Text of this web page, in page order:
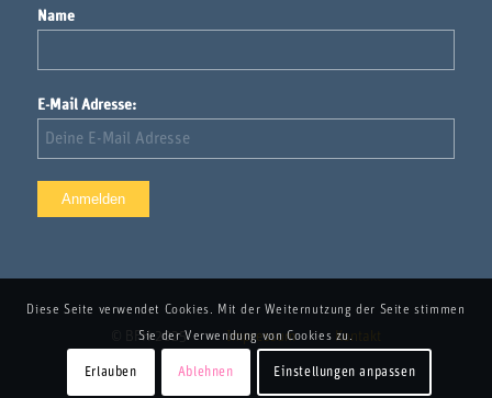
Name
E-Mail Adresse:
© BFH 2025 Impressum Kontakt
Diese Seite verwendet Cookies. Mit der Weiternutzung der Seite stimmen
Sie der Verwendung von Cookies zu.
Erlauben Ablehnen Einstellungen anpassen